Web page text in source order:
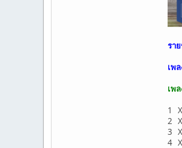
รา
เพ
เพ
1
2
3
4